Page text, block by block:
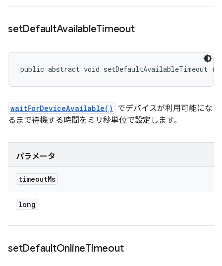
setDefaultAvailableTimeout
public abstract void setDefaultAvailableTimeout
waitForDeviceAvailable()
でデバイスが利用可能にな
るまで待機する時間をミリ秒単位で設定します。
パラメータ
timeoutMs
long
setDefaultOnlineTimeout